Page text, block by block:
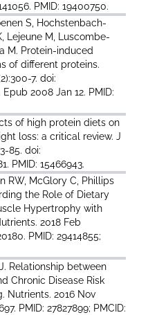
PMID: 19400750.
S, Hochstenbach-
Lejeune M, Luscombe-
M. Protein-induced
of different proteins.
7. doi:
2008 Jan 12. PMID:
of high protein diets on
loss: a critical review. J
85. doi:
PMID: 15466943.
RW, McGlory C, Phillips
the Role of Dietary
Hypertrophy with
2018 Feb
PMID: 29414855;
Relationship between
Chronic Disease Risk
Nutrients. 2016 Nov
PMID: 27827899; PMCID: